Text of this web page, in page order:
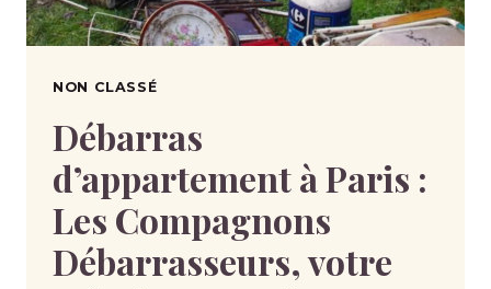
NON CLASSÉ
Débarras
d’appartement à Paris :
Les Compagnons
Débarrasseurs, votre